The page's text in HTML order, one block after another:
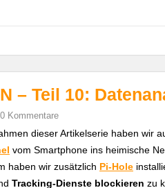
– Teil 10:
0 Kommentare
dieser Artikelserie haben wir
vom Smartphone ins heimische
haben wir zusätzlich Pi-Hole
Tracking-Dienste blockieren zu